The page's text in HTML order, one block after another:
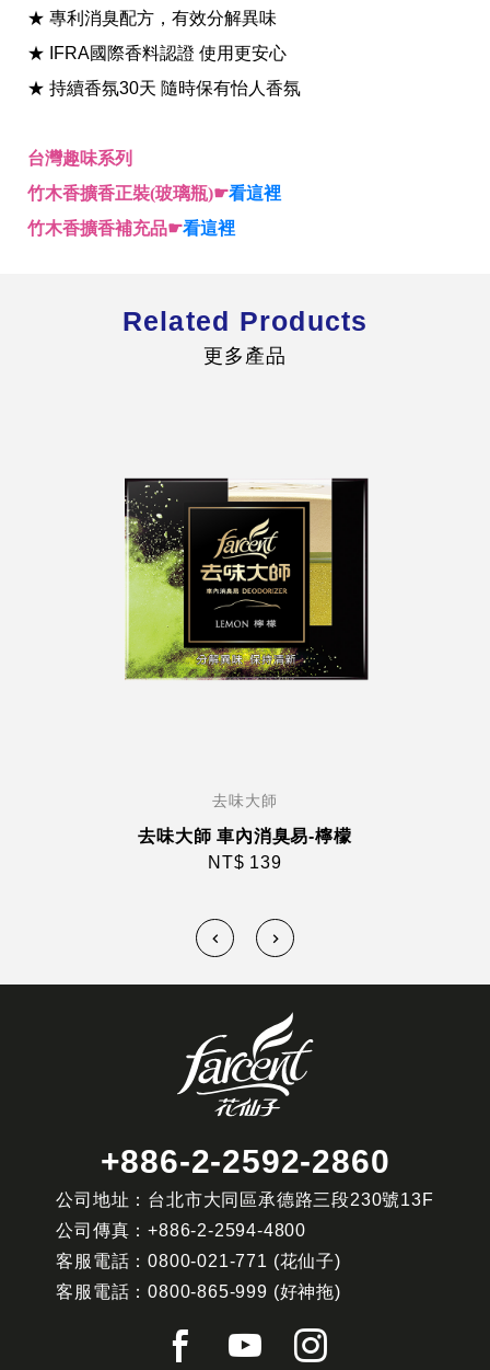
全球經營版圖
查詢即時股價與歷年股利資訊
人才招募
人，是花仙子企業最珍視的重要資產
★ 專利消臭配方，有效分解異味
★ IFRA國際香料認證 使用更安心
★ 持續香氛30天 隨時保有怡人香氛
台灣趣味系列
竹木香擴香正裝(玻璃瓶)☛看這裡
竹木香擴香補充品☛看這裡
Related Products
更多產品
去味大師
去味大師 車內消臭易-檸檬
NT$ 139
+886-2-2592-2860
公司地址：台北市大同區承德路三段230號13F
公司傳真：+886-2-2594-4800
客服電話：0800-021-771 (花仙子)
客服電話：0800-865-999 (好神拖)